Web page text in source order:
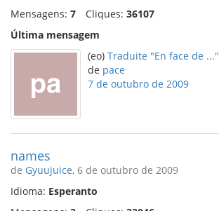
Mensagens: 7 Cliques: 36107
Última mensagem
(eo) Traduite "En face de ..."
de pace
7 de outubro de 2009
names
de Gyuujuice, 6 de outubro de 2009
Idioma: Esperanto